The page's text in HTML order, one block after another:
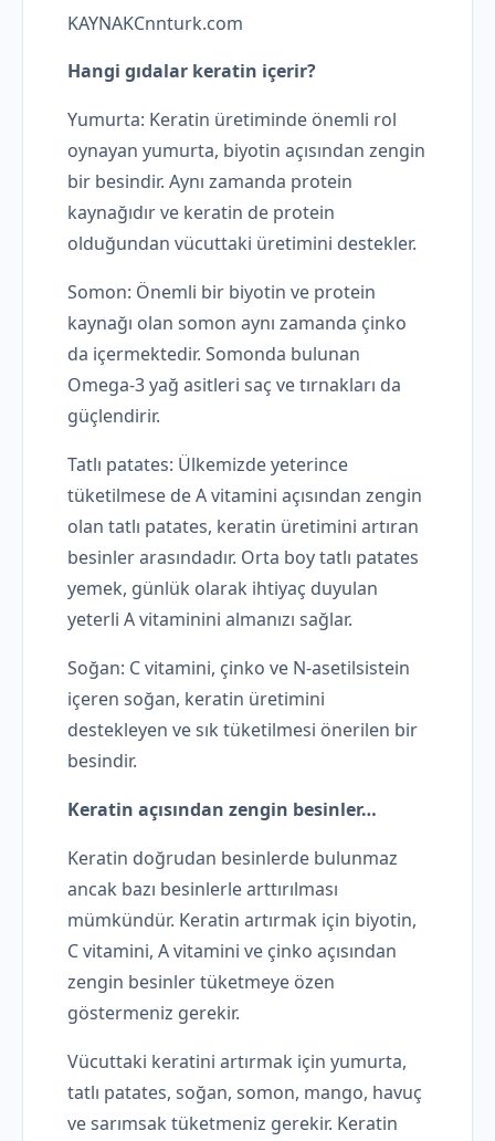
KAYNAKCnnturk.com
Hangi gıdalar keratin içerir?
Yumurta: Keratin üretiminde önemli rol
oynayan yumurta, biyotin açısından zengin
bir besindir. Aynı zamanda protein
kaynağıdır ve keratin de protein
olduğundan vücuttaki üretimini destekler.
Somon: Önemli bir biyotin ve protein
kaynağı olan somon aynı zamanda çinko
da içermektedir. Somonda bulunan
Omega-3 yağ asitleri saç ve tırnakları da
güçlendirir.
Tatlı patates: Ülkemizde yeterince
tüketilmese de A vitamini açısından zengin
olan tatlı patates, keratin üretimini artıran
besinler arasındadır. Orta boy tatlı patates
yemek, günlük olarak ihtiyaç duyulan
yeterli A vitaminini almanızı sağlar.
Soğan: C vitamini, çinko ve N-asetilsistein
içeren soğan, keratin üretimini
destekleyen ve sık tüketilmesi önerilen bir
besindir.
Keratin açısından zengin besinler…
Keratin doğrudan besinlerde bulunmaz
ancak bazı besinlerle arttırılması
mümkündür. Keratin artırmak için biyotin,
C vitamini, A vitamini ve çinko açısından
zengin besinler tüketmeye özen
göstermeniz gerekir.
Vücuttaki keratini artırmak için yumurta,
tatlı patates, soğan, somon, mango, havuç
ve sarımsak tüketmeniz gerekir. Keratin